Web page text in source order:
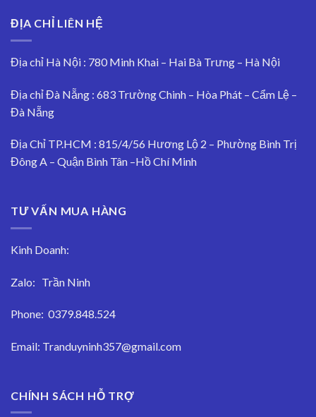
ĐỊA CHỈ LIÊN HỆ
Địa chỉ Hà Nội : 780 Minh Khai – Hai Bà Trưng – Hà Nội
Địa chỉ Đà Nẵng : 683 Trường Chinh – Hòa Phát – Cẩm Lệ –
Đà Nẵng
Địa Chỉ TP.HCM : 815/4/56 Hương Lộ 2 – Phường Bình Trị
Đông A – Quận Bình Tân –Hồ Chí Minh
TƯ VẤN MUA HÀNG
Kinh Doanh:
Zalo: Trần Ninh
Phone: 0379.848.524
Email: Tranduyninh357@gmail.com
CHÍNH SÁCH HỖ TRỢ